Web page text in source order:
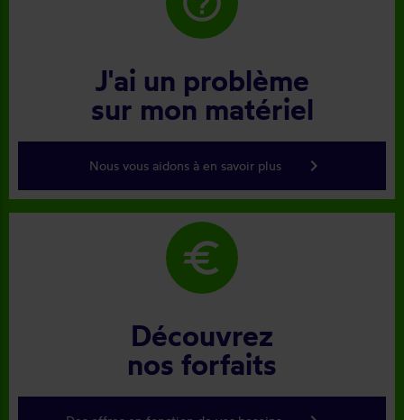
J'ai un problème
sur mon matériel
Nous vous aidons à en savoir plus keyboard_arrow_right
euro
Découvrez
nos forfaits